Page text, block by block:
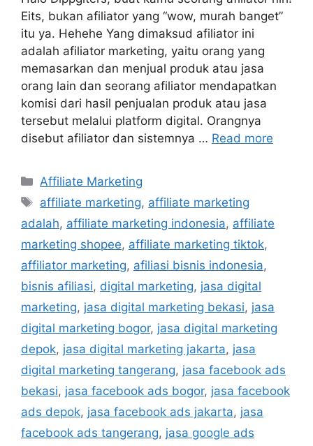
Eits, bukan afiliator yang “wow, murah banget”
itu ya. Hehehe Yang dimaksud afiliator ini
adalah afiliator marketing, yaitu orang yang
memasarkan dan menjual produk atau jasa
orang lain dan seorang afiliator mendapatkan
komisi dari hasil penjualan produk atau jasa
tersebut melalui platform digital. Orangnya
disebut afiliator dan sistemnya … Read more
Affiliate Marketing
affiliate marketing, affiliate marketing
adalah, affiliate marketing indonesia, affiliate
marketing shopee, affiliate marketing tiktok,
affiliator marketing, afiliasi bisnis indonesia,
bisnis afiliasi, digital marketing, jasa digital
marketing, jasa digital marketing bekasi, jasa
digital marketing bogor, jasa digital marketing
depok, jasa digital marketing jakarta, jasa
digital marketing tangerang, jasa facebook ads
bekasi, jasa facebook ads bogor, jasa facebook
ads depok, jasa facebook ads jakarta, jasa
facebook ads tangerang, jasa google ads